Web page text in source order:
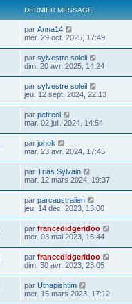
DERNIER MESSAGE
par Anna14
mer. 29 oct. 2025, 17:49
par sylvestre soleil
dim. 20 avr. 2025, 14:24
par sylvestre soleil
jeu. 12 sept. 2024, 22:13
par petitcol
mar. 02 juil. 2024, 14:54
par johok
mar. 23 avr. 2024, 17:45
par Trias Sylvain
mar. 12 mars 2024, 19:37
par parcaustralien
jeu. 14 déc. 2023, 13:00
par francedidgeridoo
mer. 03 mai 2023, 16:44
par francedidgeridoo
dim. 30 avr. 2023, 23:05
par Utnapishtim
mer. 15 mars 2023, 17:12